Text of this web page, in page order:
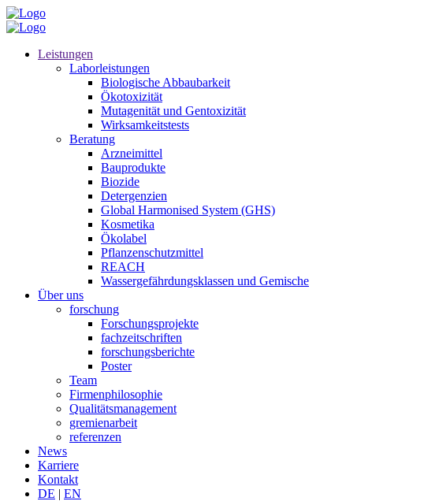
Leistungen
Laborleistungen
Biologische Abbaubarkeit
Ökotoxizität
Mutagenität und Gentoxizität
Wirksamkeitstests
Beratung
Arzneimittel
Bauprodukte
Biozide
Detergenzien
Global Harmonised System (GHS)
Kosmetika
Ökolabel
Pflanzenschutzmittel
REACH
Wassergefährdungsklassen und Gemische
Über uns
forschung
Forschungsprojekte
fachzeitschriften
forschungsberichte
Poster
Team
Firmenphilosophie
Qualitätsmanagement
gremienarbeit
referenzen
News
Karriere
Kontakt
DE | EN